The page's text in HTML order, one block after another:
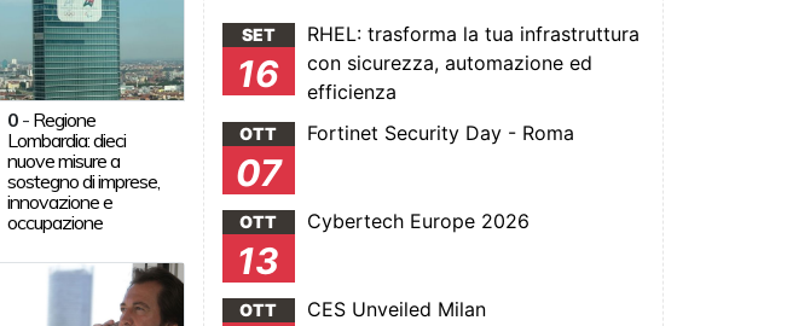
0 - Regione
Lombardia: dieci
nuove misure a
sostegno di imprese,
innovazione e
occupazione
SET
16
RHEL: trasforma la tua infrastruttura
con sicurezza, automazione ed
efficienza
OTT
07
Fortinet Security Day - Roma
OTT
13
Cybertech Europe 2026
OTT CES Unveiled Milan